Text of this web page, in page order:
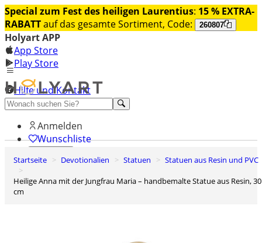
Special zum Fest des heiligen Laurentius: 15 % EXTRA-
RABATTauf das gesamte Sortiment, Code: 260807
Holyart APP
App Store
Play Store
Hilfe und Kontakt
Entdecken Sie Premium
Anmelden
Wunschliste
0
Startseite Devotionalien Statuen
Statuen aus Resin und PVC
Heilige Anna mit der Jungfrau Maria – handbemalte Statue aus Resin, 30
cm